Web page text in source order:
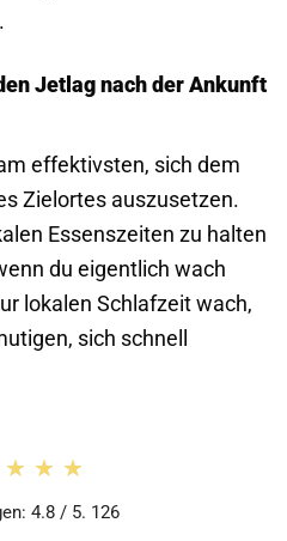
Jetlag nach der Ankunft
effektivsten, sich dem
Zielortes auszusetzen.
Essens­zeiten zu halten
du eigentlich wach
lokalen Schlaf­zeit wach,
sich schnell
4.8 / 5. 126